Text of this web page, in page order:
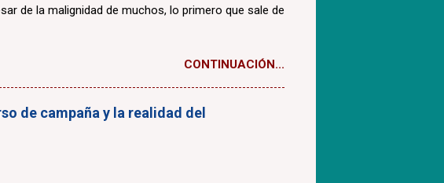
de la malignidad de muchos, lo primero que sale de
CONTINUACIÓN...
de campaña y la realidad del